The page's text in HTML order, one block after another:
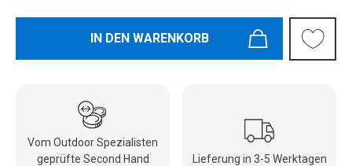
IN DEN WARENKORB
Vom Outdoor Spezialisten
geprüfte Second Hand
Lieferung in 3-5 Werktagen